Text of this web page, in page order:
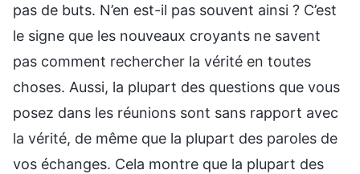
pas de buts. N’en est-il pas souvent ainsi ? C’est
le signe que les nouveaux croyants ne savent
pas comment rechercher la vérité en toutes
choses. Aussi, la plupart des questions que vous
posez dans les réunions sont sans rapport avec
la vérité, de même que la plupart des paroles de
vos échanges. Cela montre que la plupart des